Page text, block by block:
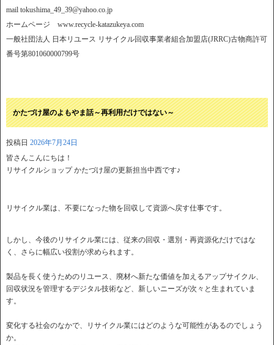
mail tokushima_49_39@yahoo.co.jp
ホームページ www.recycle-katazukeya.com
一般社団法人 日本リユース リサイクル回収事業者組合加盟店(JRRC)古物商許可
番号第801060000799号
かたづけ屋のよもやま話～再利用だけではない～
投稿日 2026年7月24日
皆さんこんにちは！
リサイクルショップ かたづけ屋の更新担当中西です♪
リサイクル業は、不要になった物を回収して資源へ戻す仕事です。
しかし、今後のリサイクル業には、従来の回収・選別・再資源化だけではな
く、さらに幅広い役割が求められます。
製品を長く使うためのリユース、廃材へ新たな価値を加えるアップサイクル、
回収状況を管理するデジタル技術など、新しいニーズが次々と生まれていま
す。
変化する社会のなかで、リサイクル業にはどのような可能性があるのでしょう
か。